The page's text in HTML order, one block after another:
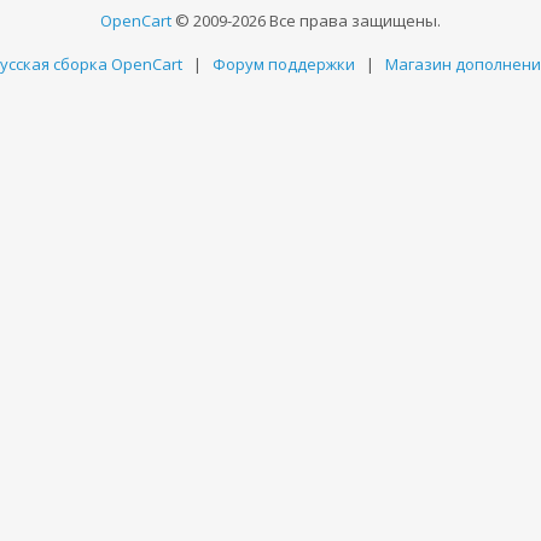
OpenCart © 2009-2026 Все права защищены.
сборка OpenCart | Форум поддержки | Магазин